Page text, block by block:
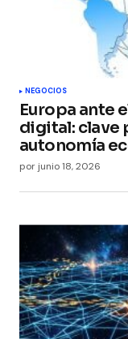
Guarda
este
comente.
NEGOCIOS
Europa ante
digital: clave
autonomía
por junio 18, 2026